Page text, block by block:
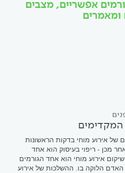
אפשריים, מצבים
ומאמרים
המקדימים
של אירוע מוחי בדקות הראשונות
מכן - ריפוי בעיסוק הוא אחד
אירוע מוחי הוא אחד הגורמים
האדם הלוקה בו. ההשלכות של אירוע